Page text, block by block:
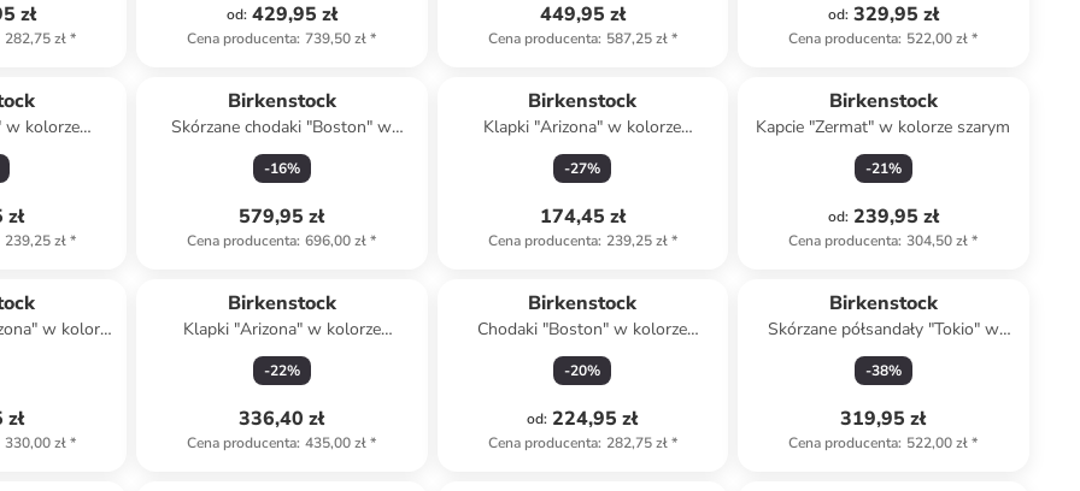
zł
282,75 zł*
od: 429,95 zł
Cena producenta: 739,50 zł*
449,95 zł
Cena producenta: 587,25 zł*
od: 329,95 zł
Cena producenta: 522,00 zł*
w kolorze
239,25 zł*
Birkenstock
Skórzane chodaki "Boston" w
kolorze szarym
-16%
579,95 zł
Cena producenta: 696,00 zł*
Birkenstock
Klapki "Arizona" w kolorze
granatowym
-27%
174,45 zł
Cena producenta: 239,25 zł*
Birkenstock
Kapcie "Zermat" w kolorze szarym
-21%
od: 239,95 zł
Cena producenta: 304,50 zł*
w kolorze
330,00 zł*
Birkenstock
Klapki "Arizona" w kolorze
kremowym
-22%
336,40 zł
Cena producenta: 435,00 zł*
Birkenstock
Chodaki "Boston" w kolorze
kremowym
-20%
od: 224,95 zł
Cena producenta: 282,75 zł*
Birkenstock
Skórzane półsandały "Tokio" w
kolorze czarnym
-38%
319,95 zł
Cena producenta: 522,00 zł*